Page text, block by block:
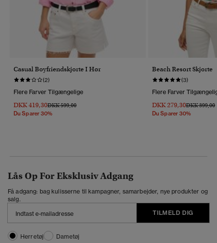
Casual Boyfriendskjorte I Hør
(2)
Flere Farver Tilgængelige
DKK 419,30Pris Nedsat Fra
DKK 599,00Til
Du Sparer 30%
Beach Resort Skjorte
(3)
Flere Farver
DKK 279,30Pris Nedsat
DKK 399,00
Du Sparer 30%
Lås Op For Eksklusiv Adgang
Få adgang: bag kulisserne til kampagner, samarbejder, nye produkter og
salg.
TILMELD DIG
Herretøj Dametøj